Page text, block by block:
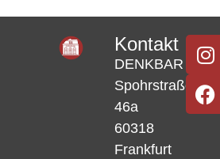
Kontakt
DENKBAR
Spohrstraße
46a
60318
Frankfurt